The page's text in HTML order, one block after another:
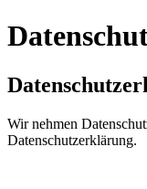
Wir nehmen
Datenschutzerklärung.